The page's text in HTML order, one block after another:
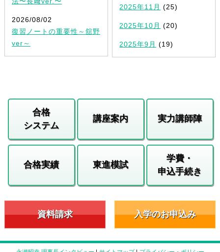
2026/08/02
復習ノートの重要性～舘野
ver～
2025年11月 (25)
2025年10月 (20)
2025年9月 (19)
合格
システム
講座案内 実力講師陣
合格実績 東進模試
学費・
申込手続き
資料請求 入学のお申込み